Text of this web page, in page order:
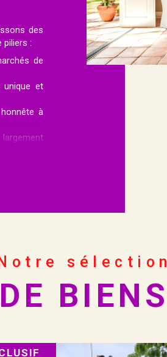
des
piliers :
de
unique et
à
en
et
Notre sélection
DE BIENS